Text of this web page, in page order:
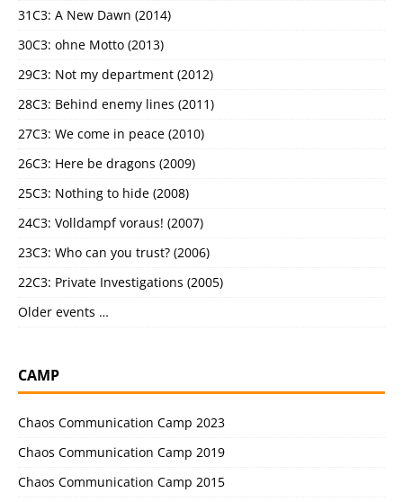
31C3: A New Dawn (2014)
30C3: ohne Motto (2013)
29C3: Not my department (2012)
28C3: Behind enemy lines (2011)
27C3: We come in peace (2010)
26C3: Here be dragons (2009)
25C3: Nothing to hide (2008)
24C3: Volldampf voraus! (2007)
23C3: Who can you trust? (2006)
22C3: Private Investigations (2005)
Older events …
CAMP
Chaos Communication Camp 2023
Chaos Communication Camp 2019
Chaos Communication Camp 2015